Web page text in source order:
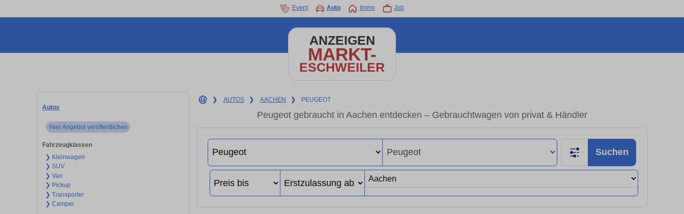
Event Auto Immo Job
ANZEIGEN
MARKT-
ESCHWEILER
Autos
Hier Angebot veröffentlichen
Fahrzeugklassen
❯ Kleinwagen
❯ SUV
❯ Van
❯ Pickup
❯ Transporter
❯ Camper
❯ AUTOS ❯ AACHEN ❯ PEUGEOT
Peugeot gebraucht in Aachen entdecken – Gebrauchtwagen von privat & Händler
Suchen